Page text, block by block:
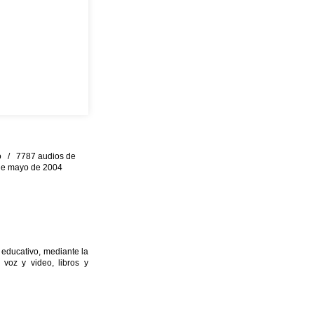
/ 7787 audios de
mayo de 2004
mediante la
voz y video, libros y